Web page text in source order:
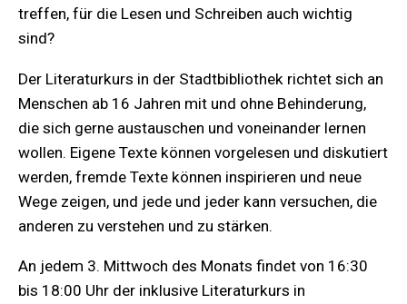
treffen, für die Lesen und Schreiben auch wichtig
sind?
Der Literaturkurs in der Stadtbibliothek richtet sich an
Menschen ab 16 Jahren mit und ohne Behinderung,
die sich gerne austauschen und voneinander lernen
wollen. Eigene Texte können vorgelesen und diskutiert
werden, fremde Texte können inspirieren und neue
Wege zeigen, und jede und jeder kann versuchen, die
anderen zu verstehen und zu stärken.
An jedem 3. Mittwoch des Monats findet von 16:30
bis 18:00 Uhr der inklusive Literaturkurs in